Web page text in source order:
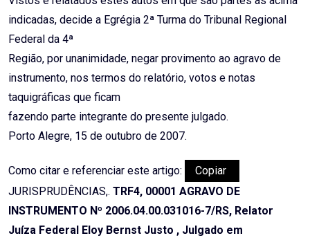
indicadas, decide a Egrégia 2ª Turma do Tribunal Regional
Federal da 4ª
Região, por unanimidade, negar provimento ao agravo de
instrumento, nos termos do relatório, votos e notas
taquigráficas que ficam
fazendo parte integrante do presente julgado.
Porto Alegre, 15 de outubro de 2007.
Como citar e referenciar este artigo:
Copiar
JURISPRUDÊNCIAS,. TRF4, 00001 AGRAVO DE
INSTRUMENTO Nº 2006.04.00.031016-7/RS, Relator
Juíza Federal Eloy Bernst Justo , Julgado em